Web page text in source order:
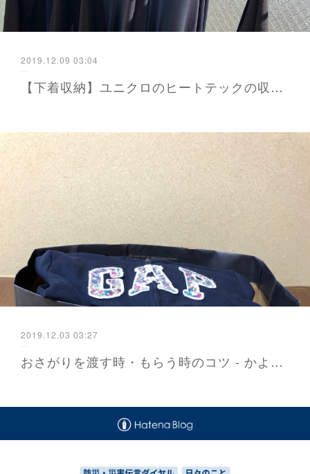
2019.12.09 03:04
【下着収納】ユニクロのヒートテックの収納を変えました - かよが届ける防災と暮らし 福岡から
2019.12.03 03:27
おさがりを渡す時・もらう時のコツ - かよが届ける防災と暮らし 福岡から